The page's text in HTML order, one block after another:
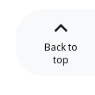
Back to
top